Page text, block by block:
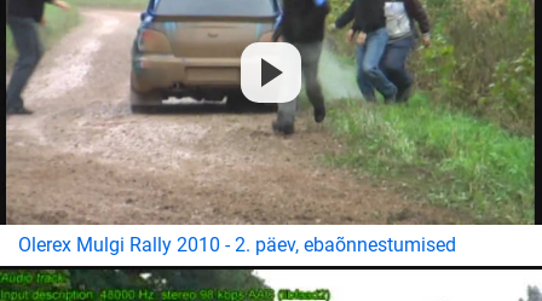
Olerex Mulgi Rally 2010 - 2. päev, ebaõnnestumised